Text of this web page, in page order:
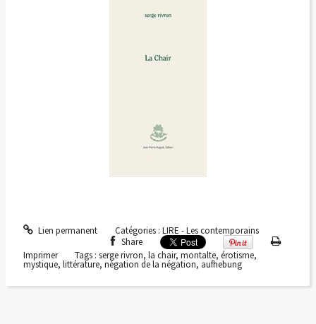
Lien permanent Catégories : LIRE - Les contemporains
Share
Imprimer
Tags :serge rivron,la chair,montalte,érotisme,
mystique, littérature, négation de la négation, aufhebung